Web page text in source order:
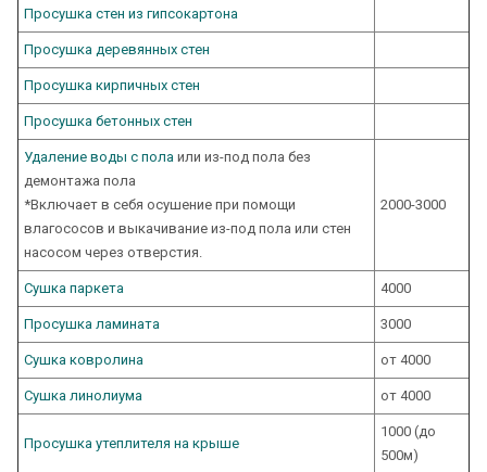
Просушка стен из гипсокартона
Просушка деревянных стен
Просушка кирпичных стен
Просушка бетонных стен
Удаление воды с пола или из-под пола без
демонтажа пола
*Включает в себя осушение при помощи
влагососов и выкачивание из-под пола или стен
насосом через отверстия.
2000-3000
Сушка паркета 4000
Просушка ламината 3000
Сушка ковролина от 4000
Сушка линолиума от 4000
Просушка утеплителя на крыше
1000 (до
500м)